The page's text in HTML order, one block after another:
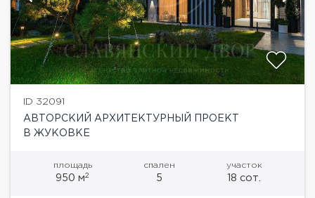
ID 32091
АВТОРСКИЙ АРХИТЕКТУРНЫЙ ПРОЕКТ
В ЖУКОВКЕ
площадь
950 м2
спален
5
участок
18 сот.